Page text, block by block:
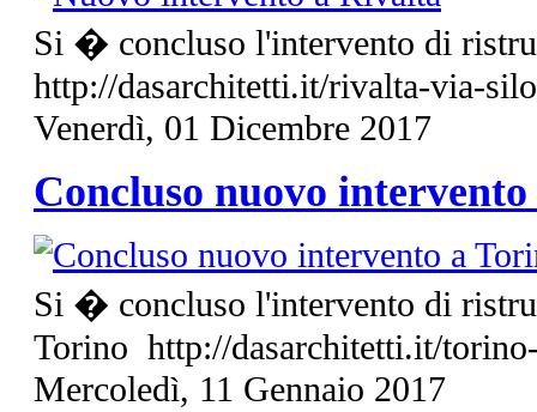
Si � concluso l'intervento di
http://dasarchitetti.it/rivalta-via-
Venerdì, 01 Dicembre 2017
Concluso nuovo
Si � concluso l'intervento di
Torino http://dasarchitetti.it/
Mercoledì, 11 Gennaio 2017